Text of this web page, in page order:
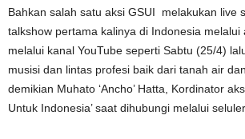
Bahkan salah satu aksi GSUI melakukan live
talkshow pertama kalinya di Indonesia melalui
melalui kanal YouTube seperti Sabtu (25/4)
musisi dan lintas profesi baik dari tanah air
demikian Muhato ‘Ancho’ Hatta, Kordinator
Untuk Indonesia’ saat dihubungi melalui